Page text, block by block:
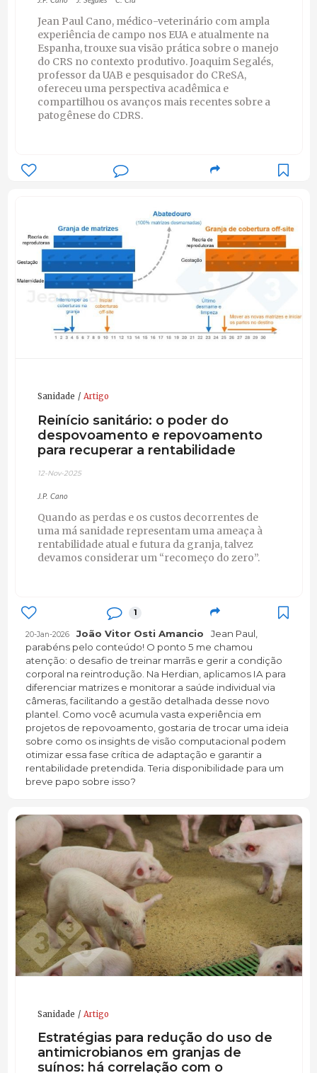
Jean Paul Cano, médico-veterinário com ampla
experiência de campo nos EUA e atualmente na
Espanha, trouxe sua visão prática sobre o manejo
do CRS no contexto produtivo. Joaquim Segalés,
professor da UAB e pesquisador do CReSA,
ofereceu uma perspectiva acadêmica e
compartilhou os avanços mais recentes sobre a
patogênese do CDRS.
Sanidade Artigo
Reinício sanitário: o poder do
despovoamento e repovoamento
para recuperar a rentabilidade
12-Nov-2025
J.P. Cano
Quando as perdas e os custos decorrentes de
uma má sanidade representam uma ameaça à
rentabilidade atual e futura da granja, talvez
devamos considerar um “recomeço do zero”.
1
20-Jan-2026 João Vitor Osti Amancio
Jean Paul,
parabéns pelo conteúdo! O ponto 5 me chamou
atenção: o desafio de treinar marrãs e gerir a condição
corporal na reintrodução. Na Herdian, aplicamos IA para
diferenciar matrizes e monitorar a saúde individual via
câmeras, facilitando a gestão detalhada desse novo
plantel. Como você acumula vasta experiência em
projetos de repovoamento, gostaria de trocar uma ideia
sobre como os insights de visão computacional podem
otimizar essa fase crítica de adaptação e garantir a
rentabilidade pretendida. Teria disponibilidade para um
breve papo sobre isso?
Sanidade Artigo
Estratégias para redução do uso de
antimicrobianos em granjas de
suínos: há correlação com o